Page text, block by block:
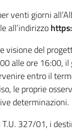
venti giorni
all’indirizzo
visione del
alle ore 16:00,
entro il
le proprie
determinazioni.
T.U. 327/01, i